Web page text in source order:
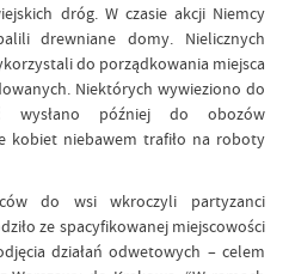
dróg. W czasie akcji Niemcy
drewniane domy. Nielicznych
do porządkowania miejsca
Niektórych wywieziono do
wysłano później do obozów
kobiet niebawem trafiło na roboty
do wsi wkroczyli partyzanci
ze spacyfikowanej miejscowości
działań odwetowych – celem